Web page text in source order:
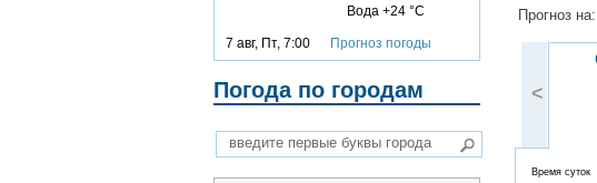
Вода +24 °C
7 авг, Пт, 7:00 Прогноз погоды
Погода по городам
Прогноз на:
<
Время суток